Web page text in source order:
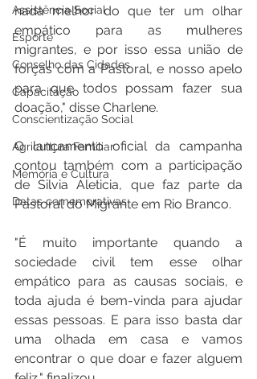
Assistência Social
Esporte
Conselho das Cidades
Capacitação
Conscientização Social
Agricultura Familiar
Memória e Cultura
Datas comemorativas
nada melhor do que ter um olhar
empático para as mulheres
migrantes, e por isso essa união de
forças com a Pastoral, e nosso apelo
para que todos possam fazer sua
doação," disse Charlene.
O lançamento oficial da campanha
contou também com a participação
de Silvia Aleticia, que faz parte da
Pastoral do Migrante em Rio Branco.
"É muito importante quando a
sociedade civil tem esse olhar
empático para as causas sociais, e
toda ajuda é bem-vinda para ajudar
essas pessoas. E para isso basta dar
uma olhada em casa e vamos
encontrar o que doar e fazer alguem